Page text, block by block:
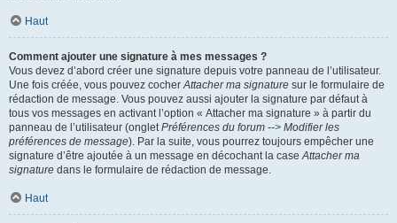
Haut
Comment ajouter une signature à mes messages ?
Vous devez d’abord créer une signature depuis votre panneau de l’utilisateur.
Une fois créée, vous pouvez cocherAttacher ma signature sur le formulaire de
rédaction de message. Vous pouvez aussi ajouter la signature par défaut à
tous vos messages en activant l’option « Attacher ma signature » à partir du
panneau de l’utilisateur (ongletPréférences du forum --> Modifier les
préférences de message). Par la suite, vous pourrez toujours empêcher une
signature d’être ajoutée à un message en décochant la caseAttacher ma
signature dans le formulaire de rédaction de message.
Haut